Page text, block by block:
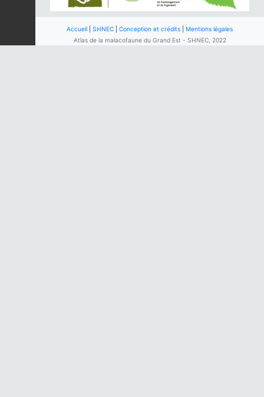
Accueil SHNEC Conception et crédits
Mentions légales
Atlas de la malacofaune du Grand Est - SHNEC, 2022